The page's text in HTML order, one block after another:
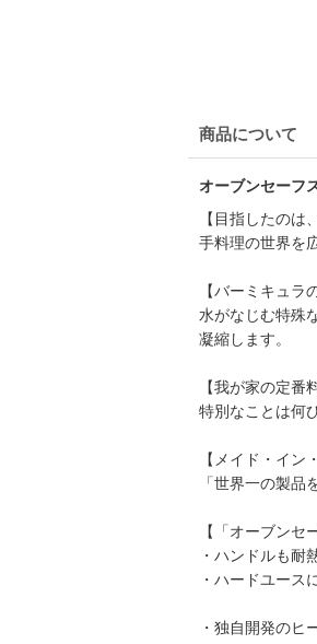
商品について
オーブンセーフ
【目指したのは
手料理の世界を
【バーミキュラ
水がなじむ特殊
凝縮します。
【我が家の定番
特別なことは何
【メイド・イン
「世界一の製
【「オーブンセ
・ハンドルも耐
・ハードユース
・独自開発のヒ